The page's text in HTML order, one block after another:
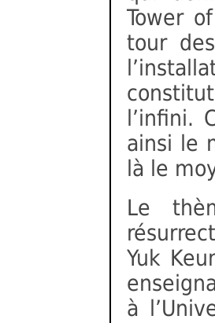
Tower
tour
l’infini.
ainsi le
là le
Le
Yuk
à